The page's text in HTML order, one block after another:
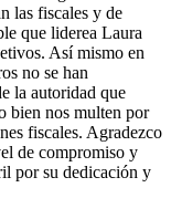
las fiscales y de
que liderea Laura
Así mismo en
no se han
la autoridad que
bien nos multen por
fiscales. Agradezco
de compromiso y
por su dedicación y